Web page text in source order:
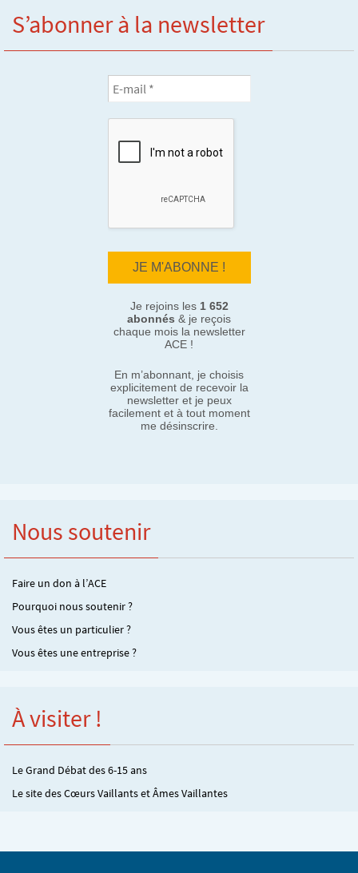
S’abonner à la newsletter
Je rejoins les 1 652
abonnés & je reçois
chaque mois la newsletter
ACE !
En m’abonnant, je choisis
explicitement de recevoir la
newsletter et je peux
facilement et à tout moment
me désinscrire.
Nous soutenir
Faire un don à l’ACE
Pourquoi nous soutenir ?
Vous êtes un particulier ?
Vous êtes une entreprise ?
À visiter !
Le Grand Débat des 6-15 ans
Le site des Cœurs Vaillants et Âmes Vaillantes